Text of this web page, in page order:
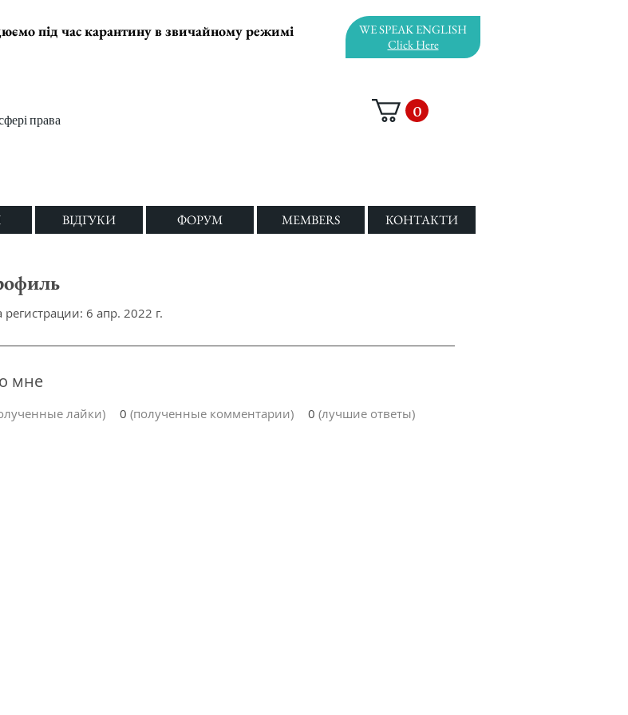
під час карантину в звичайному режимі
права
WE SPEAK ENGLISH
Click Here
0
ВІДГУКИ ФОРУМ MEMBERS КОНТАКТИ
регистрации: 6 апр. 2022 г.
мне
лайки) 0 (полученные комментарии) 0 (лучшие ответы)